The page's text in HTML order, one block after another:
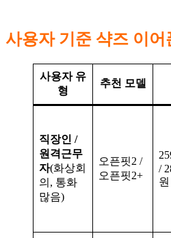
사용자 기준 샥즈 이어
사용자 유
형
추천 모델
직장인 /
원격근무
자(화상회
의, 통화
많음)
오픈핏2 /
오픈핏2+
/
원